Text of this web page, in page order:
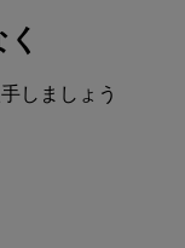
しましょう